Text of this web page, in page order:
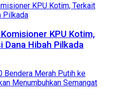
KPU Kotim,
Dana Hibah Pilkada